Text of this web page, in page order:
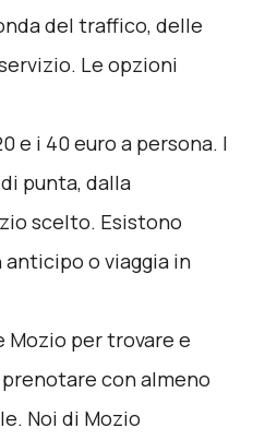
del traffico, delle
Le opzioni
e i 40 euro a persona. I
punta, dalla
scelto. Esistono
o viaggia in
Mozio per trovare e
con almeno
Noi di Mozio